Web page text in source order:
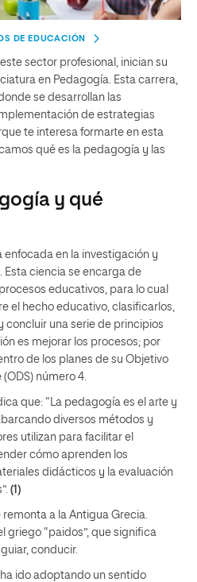
DE EDUCACIÓN
sector profesional, inician su
en Pedagogía . Esta carrera,
se desarrollan las
de estrategias
te interesa formarte en esta
qué es la pedagogía y las
y qué
enfocada en la investigación y
Esta ciencia se encarga de
educativos, para lo cual
el hecho educativo, clasificarlos,
concluir una serie de principios
es mejorar los procesos; por
de los planes de su Objetivo
número 4.
que: “La pedagogía es el arte y
diversos métodos y
utilizan para facilitar el
cómo aprenden los
didácticos y la evaluación
(1)
a la Antigua Grecia.
griego “paidos”, que significa
conducir.
ido adoptando un sentido